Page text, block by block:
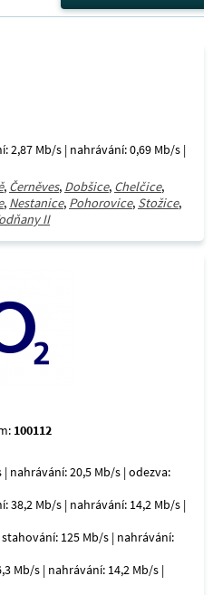
2,87 Mb/s | nahrávání: 0,69 Mb/s |
, Černěves, Dobšice, Chelčice,
, Nestanice, Pohorovice, Stožice,
II
100112
nahrávání: 20,5 Mb/s | odezva:
38,2 Mb/s | nahrávání: 14,2 Mb/s |
stahování: 125 Mb/s | nahrávání:
Mb/s | nahrávání: 14,2 Mb/s |